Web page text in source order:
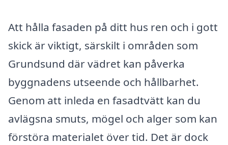
Att hålla fasaden på ditt hus ren och i gott
skick är viktigt, särskilt i områden som
Grundsund där vädret kan påverka
byggnadens utseende och hållbarhet.
Genom att inleda en fasadtvätt kan du
avlägsna smuts, mögel och alger som kan
förstöra materialet över tid. Det är dock